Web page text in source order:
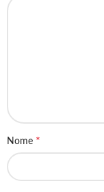
Nome *